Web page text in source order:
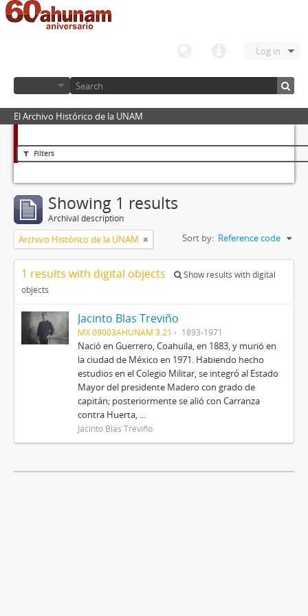
Log in
El Archivo Histórico de la UNAM
Filters
Showing 1 results
Archival description
Archivo Histórico de la UNAM Sort by: Reference code
1 results with digital objects
Show results with digital
objects
Jacinto Blas Treviño
MX 09003AHUNAM 3.21 1893-1971
Nació en Guerrero, Coahuila, en 1883, y murió en
la ciudad de México en 1971. Habiendo hecho
estudios en el Colegio Militar, se integró al Estado
Mayor del presidente Madero con grado de
capitán; posteriormente se alió con Carranza
contra Huerta, ...
Jacinto Blas Treviño